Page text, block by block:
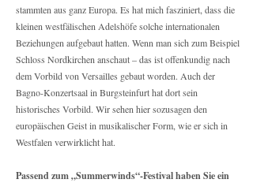
stammten aus ganz Europa. Es hat mich fasziniert, dass die
kleinen westfälischen Adelshöfe solche internationalen
Beziehungen aufgebaut hatten. Wenn man sich zum Beispiel
Schloss Nordkirchen anschaut – das ist offenkundig nach
dem Vorbild von Versailles gebaut worden. Auch der
Bagno-Konzertsaal in Burgsteinfurt hat dort sein
historisches Vorbild. Wir sehen hier sozusagen den
europäischen Geist in musikalischer Form, wie er sich in
Westfalen verwirklicht hat.
Passend zum „Summerwinds“-Festival haben Sie ein